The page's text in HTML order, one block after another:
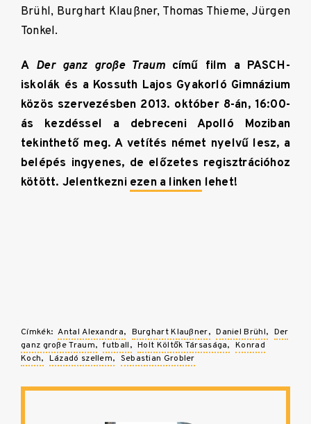
Brühl, Burghart Klaußner, Thomas Thieme, Jürgen
Tonkel.
A Der ganz große Traumcímű film a PASCH-
iskolák és a Kossuth Lajos Gyakorló Gimnázium
közös szervezésben 2013. október 8-án, 16:00-
ás kezdéssel a debreceni Apolló Moziban
tekinthető meg. A vetítés német nyelvű lesz, a
belépés ingyenes, de előzetes regisztrációhoz
kötött. Jelentkezni ezen a linken lehet!
Címkék: Antal Alexandra Burghart Klaußner Daniel Brühl
Der
ganz große Traum
futball Holt Költők Társasága
Konrad
Koch
Lázadó szellem Sebastian Grobler